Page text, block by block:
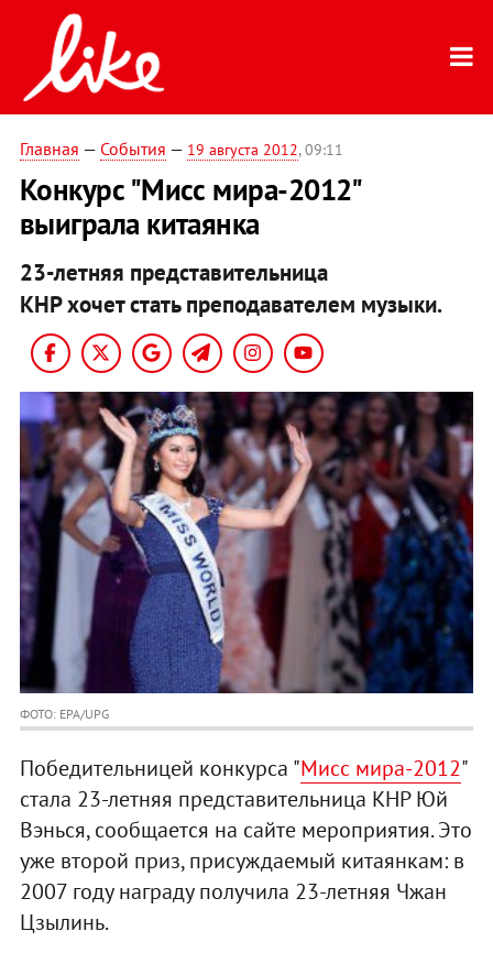
Главная — События — 19 августа 2012, 09:11
Конкурс "Мисс мира-2012"
выиграла китаянка
23-летняя представительница
КНР хочет стать преподавателем музыки.
ФОТО: EPA/UPG
Победительницей конкурса "Мисс мира-2012"
стала 23-летняя представительница КНР Юй
Вэнься, сообщается на сайте мероприятия. Это
уже второй приз, присуждаемый китаянкам: в
2007 году награду получила 23-летняя Чжан
Цзылинь.